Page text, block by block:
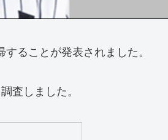
ることが発表されました。
査しました。